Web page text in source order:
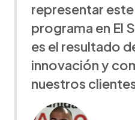
representar
programa en El
es el resultado
innovación y
nuestros